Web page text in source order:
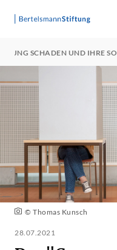
SCHADEN UND IHRE
© Thomas Kunsch
28.07.2021